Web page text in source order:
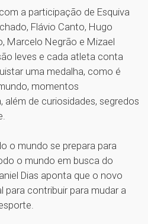
a participação de Esquiva
Flávio Canto, Hugo
Marcelo Negrão e Mizael
leves e cada atleta conta
uma medalha, como é
momentos
de curiosidades, segredos
o mundo se prepara para
o mundo em busca do
Dias aponta que o novo
contribuir para mudar a